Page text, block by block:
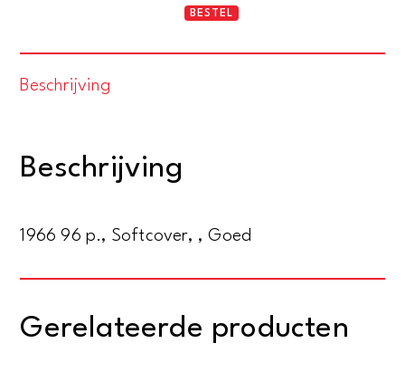
Koekoek
BESTEL
Beschrijving
Beschrijving
1966 96 p., Softcover, , Goed
Gerelateerde producten